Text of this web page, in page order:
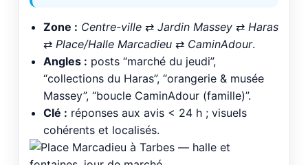
Zone : Centre-ville ⇄ Jardin Massey ⇄ Haras
⇄ Place/Halle Marcadieu ⇄ CaminAdour.
Angles : posts “marché du jeudi”,
“collections du Haras”, “orangerie & musée
Massey”, “boucle CaminAdour (famille)”.
Clé : réponses aux avis < 24 h ; visuels
cohérents et localisés.